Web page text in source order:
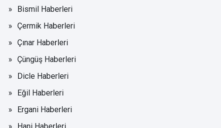
Bismil Haberleri
Çermik Haberleri
Çınar Haberleri
Çüngüş Haberleri
Dicle Haberleri
Eğil Haberleri
Ergani Haberleri